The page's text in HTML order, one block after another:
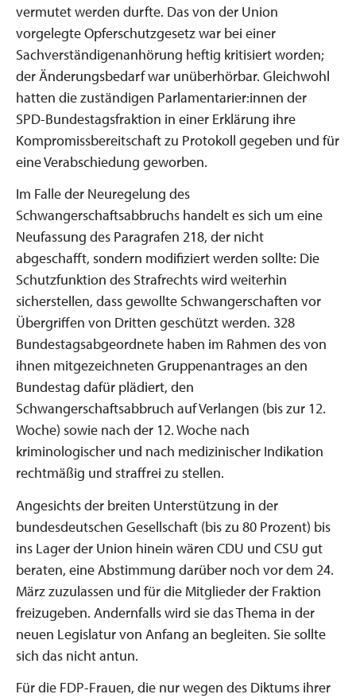
vermutet werden durfte. Das von der Union
vorgelegte Opferschutzgesetz war bei einer
Sachverständigenanhörung heftig kritisiert worden;
der Änderungsbedarf war unüberhörbar. Gleichwohl
hatten die zuständigen Parlamentarier:innen der
SPD-­Bundestagsfraktion in einer Erklärung ihre
Kompromissbereitschaft zu Protokoll gegeben und für
eine Verabschiedung geworben.
Im Falle der Neuregelung des
Schwangerschaftsabbruchs handelt es sich um eine
Neufassung des Paragrafen 218, der nicht
abgeschafft, sondern modifiziert werden sollte: Die
Schutzfunktion des Strafrechts wird weiterhin
sicherstellen, dass gewollte Schwangerschaften vor
Übergriffen von Dritten geschützt werden. 328
Bundestagsabgeordnete haben im Rahmen des von
ihnen mitgezeichneten Gruppenantrages an den
Bundestag dafür plädiert, den
Schwangerschaftsabbruch auf Verlangen (bis zur 12.
Woche) sowie nach der 12. Woche nach
kriminologischer und nach medizinischer Indikation
rechtmäßig und straffrei zu stellen.
Angesichts der breiten Unterstützung in der
bundesdeutschen Gesellschaft (bis zu 80 Prozent) bis
ins Lager der Union hinein wären CDU und CSU gut
beraten, eine Abstimmung darüber noch vor dem 24.
März zuzulassen und für die Mitglieder der Fraktion
freizugeben. Andernfalls wird sie das Thema in der
neuen Legislatur von Anfang an begleiten. Sie sollte
sich das nicht antun.
Für die FDP-Frauen, die nur wegen des Diktums ihrer